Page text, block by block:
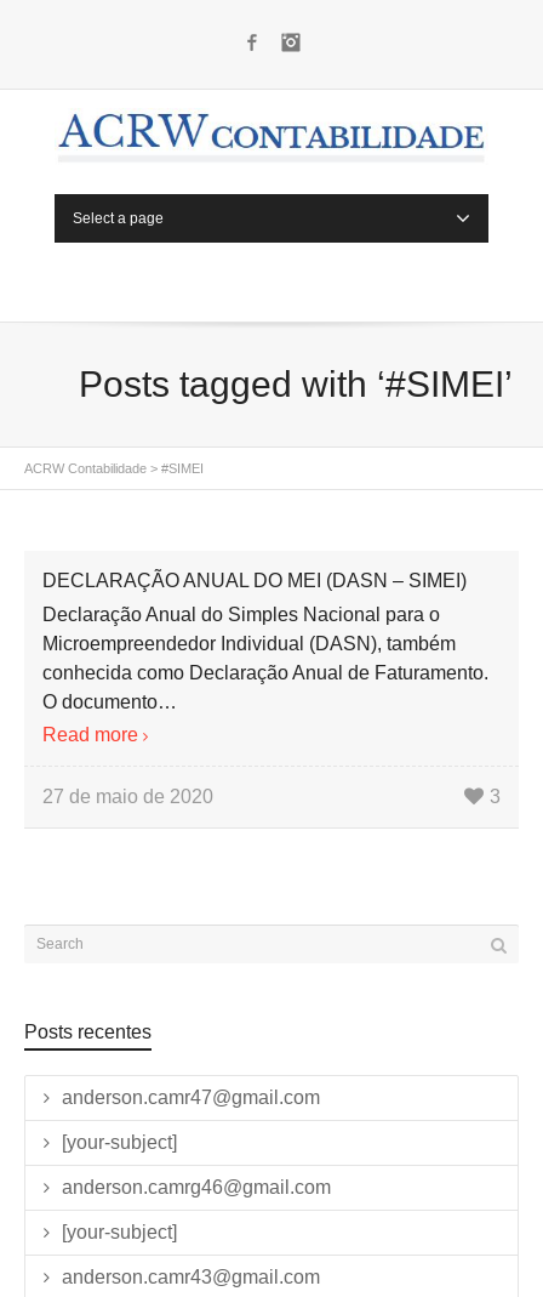
Facebook
Select a page
Posts tagged with ‘#SIMEI’
ACRW Contabilidade > #SIMEI
DECLARAÇÃO ANUAL DO MEI (DASN – SIMEI)
Declaração Anual do Simples Nacional para o
Microempreendedor Individual (DASN), também
conhecida como Declaração Anual de Faturamento.
O documento…
Read more
27 de maio de 2020 3
Posts recentes
anderson.camr47@gmail.com
[your-subject]
anderson.camrg46@gmail.com
[your-subject]
anderson.camr43@gmail.com